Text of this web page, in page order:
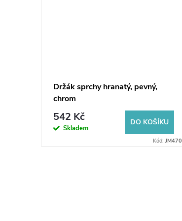
Držák sprchy hranatý, pevný,
chrom
542 Kč
Skladem
DO KOŠÍKU
Kód: JM470